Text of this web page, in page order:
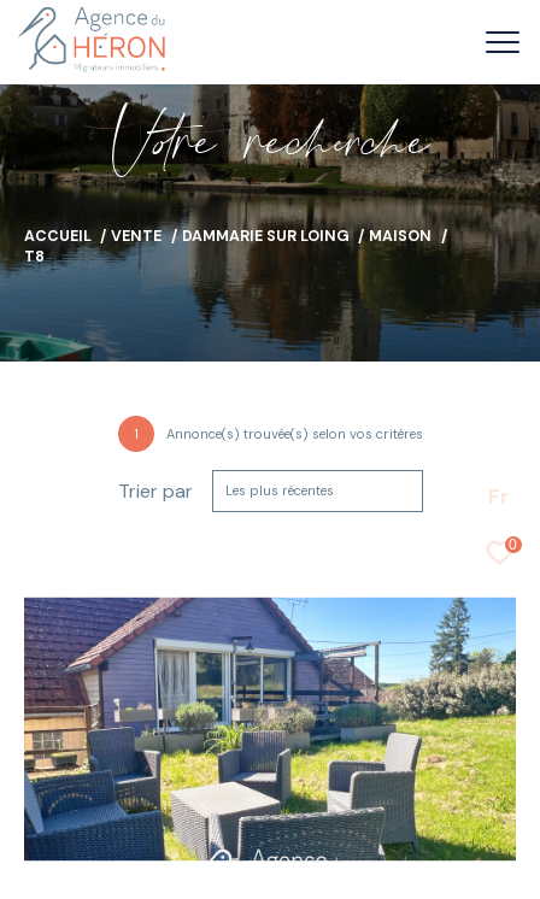
Fr
0
Vore recece
ACCUEIL VENTE DAMMARIE SUR LOING
MAISON
T8
1 Annonce(s) trouvée(s) selon vos critères
Trier par Les plus récentes